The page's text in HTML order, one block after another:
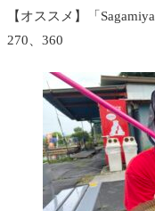
【オススメ】「
270、360